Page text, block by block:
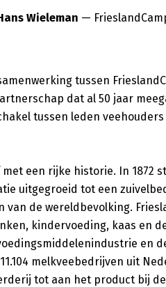
Wieleman —
tussen
dat al 50 jaar
tussen leden
een rijke historie. In
uitgegroeid tot een
van de wereldbevolking.
kindervoeding, kaas en
en
melkveebedrijven uit
tot aan het product bij